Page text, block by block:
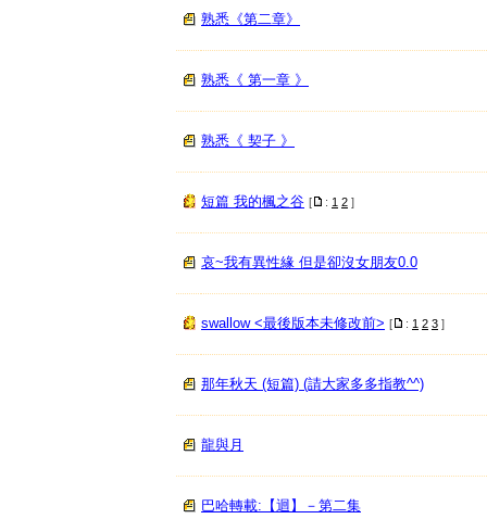
熟悉《第二章》
熟悉《 第一章 》
熟悉《 契子 》
短篇 我的楓之谷 [ : 1 2 ]
哀~我有異性緣 但是卻沒女朋友0.0
swallow <最後版本未修改前> [ : 1 2 3 ]
那年秋天 (短篇) (請大家多多指教^^)
龍與月
巴哈轉載:【迴】－第二集